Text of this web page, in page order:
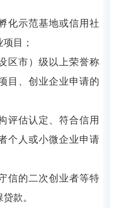
化示范基地或信用社
目；
区市）级以上荣誉称
目、创业企业申请的
评估认定、符合信用
个人或小微企业申请
信的二次创业者等特
款。